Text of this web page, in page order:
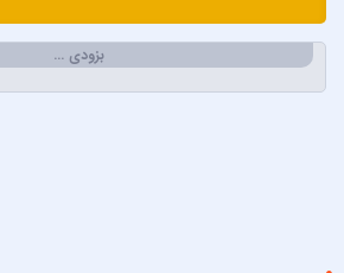
احسان دریادل
بزودی …